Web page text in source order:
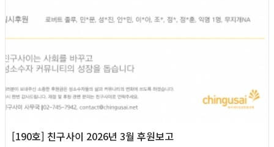
[190호] 친구사이 2026년 3월 후원보고